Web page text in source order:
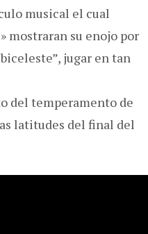
musical el cual
mostraran su enojo por
jugar en tan
del temperamento de
latitudes del final del